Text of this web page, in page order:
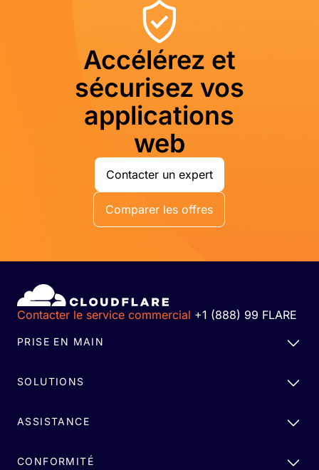
Accélérez et
sécurisez vos
applications
web
Contacter un expert
Comparer les offres
Contacter le service commercial +1 (888) 99 FLARE
PRISE EN MAIN
SOLUTIONS
ASSISTANCE
CONFORMITÉ